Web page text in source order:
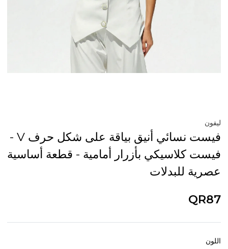
ليفون
فيست نسائي أنيق بياقة على شكل حرف V -
فيست كلاسيكي بأزرار أمامية - قطعة أساسية
عصرية للبدلات
QR87
اللون